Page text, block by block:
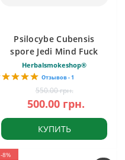
Psilocybe Cubensis
spore Jedi Mind Fuck
Herbalsmokeshop®
Отзывов - 1
550.00 грн.
500.00 грн.
КУПИТЬ
-8%